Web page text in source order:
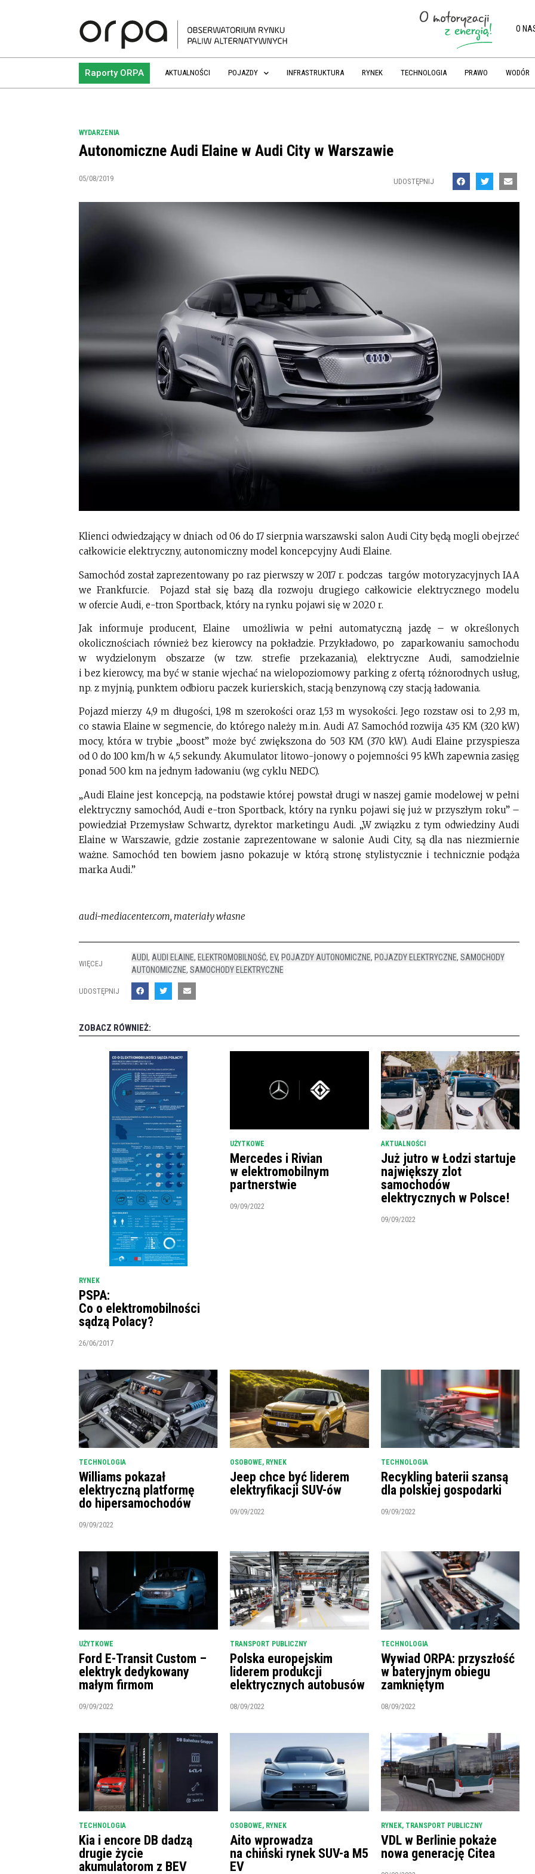
O
Raporty ORPA AKTUALNOŚCI POJAZDY INFRASTRUKTURA RYNEK TECHNOLOGIA PRAWO WODÓR
WYDARZENIA
Autonomiczne Audi Elaine w Audi City w Warszawie
05/08/2019 UDOSTĘPNIJ
Klienci odwiedzający w dniach od 06 do 17 sierpnia warszawski salon Audi City będą mogli obejrzeć
całkowicie elektryczny, autonomiczny model koncepcyjny Audi Elaine.
Samochód został zaprezentowany po raz pierwszy w 2017 r. podczas targów motoryzacyjnych IAA
we Frankfurcie. Pojazd stał się bazą dla rozwoju drugiego całkowicie elektrycznego modelu
w ofercie Audi, e-tron Sportback, który na rynku pojawi się w 2020 r.
Jak informuje producent, Elaine umożliwia w pełni automatyczną jazdę – w określonych
okolicznościach również bez kierowcy na pokładzie. Przykładowo, po zaparkowaniu samochodu
w wydzielonym obszarze (w tzw. strefie przekazania), elektryczne Audi, samodzielnie
i bez kierowcy, ma być w stanie wjechać na wielopoziomowy parking z ofertą różnorodnych usług,
np. z myjnią, punktem odbioru paczek kurierskich, stacją benzynową czy stacją ładowania.
Pojazd mierzy 4,9 m długości, 1,98 m szerokości oraz 1,53 m wysokości. Jego rozstaw osi to 2,93 m,
co stawia Elaine w segmencie, do którego należy m.in. Audi A7. Samochód rozwija 435 KM (320 kW)
mocy, która w trybie „boost” może być zwiększona do 503 KM (370 kW). Audi Elaine przyspiesza
od 0 do 100 km/h w 4,5 sekundy. Akumulator litowo-jonowy o pojemności 95 kWh zapewnia zasięg
ponad 500 km na jednym ładowaniu (wg cyklu NEDC).
„Audi Elaine jest koncepcją, na podstawie której powstał drugi w naszej gamie modelowej w pełni
elektryczny samochód, Audi e-tron Sportback, który na rynku pojawi się już w przyszłym roku” –
powiedział Przemysław Schwartz, dyrektor marketingu Audi. „W związku z tym odwiedziny Audi
Elaine w Warszawie, gdzie zostanie zaprezentowane w salonie Audi City, są dla nas niezmiernie
ważne. Samochód ten bowiem jasno pokazuje w którą stronę stylistycznie i technicznie podąża
marka Audi.”
audi-mediacenter.com, materiały własne
WIĘCEJ
AUDI , AUDI ELAINE, ELEKTROMOBILNOŚĆ, EV, POJAZDY AUTONOMICZNE, POJAZDY ELEKTRYCZNE, SAMOCHODY
AUTONOMICZNE, SAMOCHODY ELEKTRYCZNE
UDOSTĘPNIJ
ZOBACZ RÓWNIEŻ:
RYNEK
PSPA:
Co o elektromobilności
sądzą Polacy?
26/06/2017
UŻYTKOWE
Mercedes i Rivian
w elektromobilnym
partnerstwie
09/09/2022
AKTUALNOŚCI
Już jutro w Łodzi startuje
największy zlot
samochodów
elektrycznych w Polsce!
09/09/2022
TECHNOLOGIA
Williams pokazał
elektryczną platformę
do hipersamochodów
09/09/2022
OSOBOWE, RYNEK
Jeep chce być liderem
elektryfikacji SUV-ów
09/09/2022
TECHNOLOGIA
Recykling baterii szansą
dla polskiej gospodarki
09/09/2022
UŻYTKOWE
Ford E-Transit Custom –
elektryk dedykowany
małym firmom
09/09/2022
TRANSPORT PUBLICZNY
Polska europejskim
liderem produkcji
elektrycznych autobusów
08/09/2022
TECHNOLOGIA
Wywiad ORPA: przyszłość
w bateryjnym obiegu
zamkniętym
08/09/2022
TECHNOLOGIA
Kia i encore DB dadzą
drugie życie
akumulatorom z BEV
OSOBOWE, RYNEK
Aito wprowadza
na chiński rynek SUV-a M5
EV
RYNEK, TRANSPORT PUBLICZNY
VDL w Berlinie pokaże
nowa generację Citea